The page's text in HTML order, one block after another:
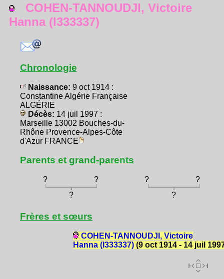
COHEN-TANNOUDJI, Victoire
Hanna (I333337)
Chronologie
Naissance: 9 oct 1914 :
Constantine Algérie Française
ALGÉRIE
Décès: 14 juil 1997 :
Marseille 13002 Bouches-du-
Rhône Provence-Alpes-Côte
d'Azur FRANCE
Parents et grand-parents
? ? ?
?
?
?
Frères et sœurs
COHEN-TANNOUDJI, Victoire
Hanna (I333337)(9 oct 1914 - 14 juil